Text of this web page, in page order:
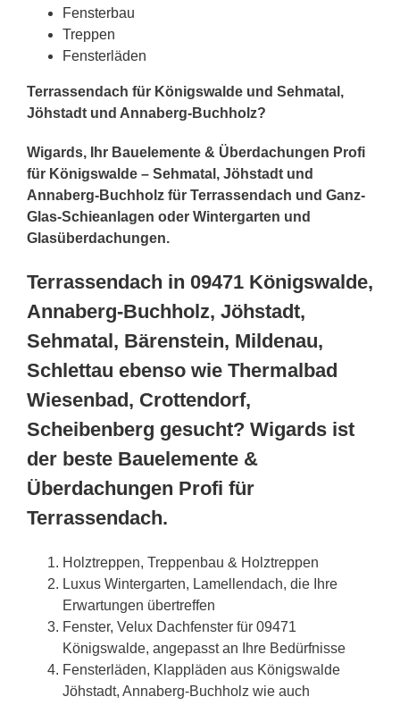
Fensterbau
Treppen
Fensterläden
Terrassendach für Königswalde und Sehmatal,
Jöhstadt und Annaberg-Buchholz?
Wigards, Ihr Bauelemente & Überdachungen Profi
für Königswalde – Sehmatal, Jöhstadt und
Annaberg-Buchholz für Terrassendach und Ganz-
Glas-Schieanlagen oder Wintergarten und
Glasüberdachungen.
Terrassendach in 09471 Königswalde,
Annaberg-Buchholz, Jöhstadt,
Sehmatal, Bärenstein, Mildenau,
Schlettau ebenso wie Thermalbad
Wiesenbad, Crottendorf,
Scheibenberg gesucht? Wigards ist
der beste Bauelemente &
Überdachungen Profi für
Terrassendach.
Holztreppen, Treppenbau & Holztreppen
Luxus Wintergarten, Lamellendach, die Ihre
Erwartungen übertreffen
Fenster, Velux Dachfenster für 09471
Königswalde, angepasst an Ihre Bedürfnisse
Fensterläden, Klappläden aus Königswalde
Jöhstadt, Annaberg-Buchholz wie auch